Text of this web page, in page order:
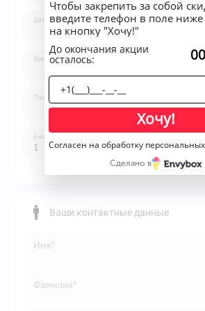
Дата
Время
Площадка
1
Билет
2
4
6
Ваши контактные данные
Имя*
Фамилия*
Чтобы закрепить за собой
введите телефон в поле
на кнопку "Хочу!"
До окончания акции
осталось: 00
Хочу!
Согласен на обработку
Сделано в